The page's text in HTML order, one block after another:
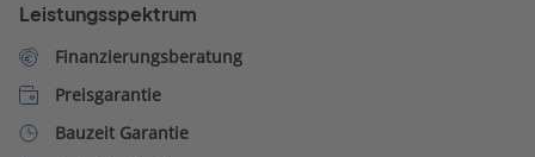
Leistungsspektrum
Finanzierungsberatung
Preisgarantie
Bauzeit Garantie